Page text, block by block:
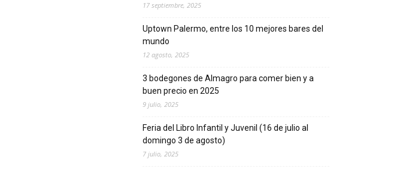
17 septiembre, 2025
Uptown Palermo, entre los 10 mejores bares del
mundo
12 agosto, 2025
3 bodegones de Almagro para comer bien y a
buen precio en 2025
9 julio, 2025
Feria del Libro Infantil y Juvenil (16 de julio al
domingo 3 de agosto)
7 julio, 2025